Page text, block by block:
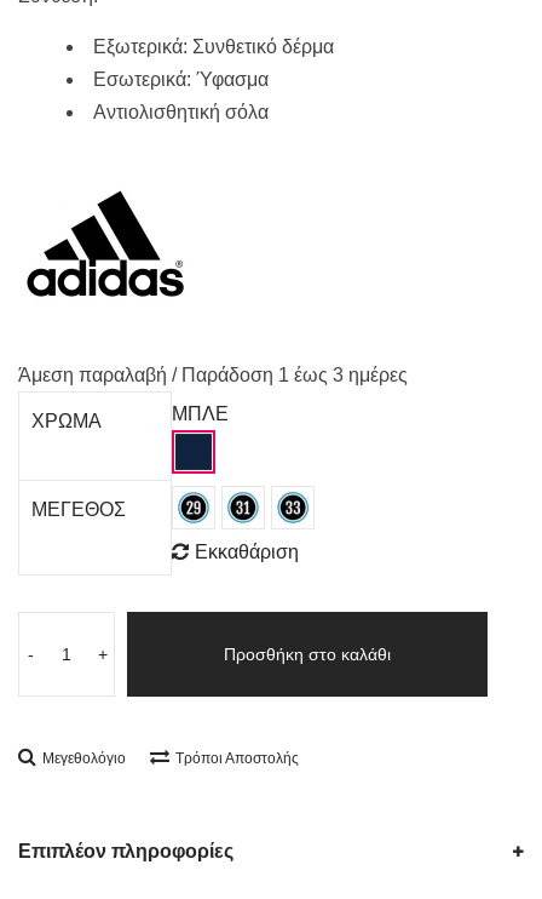
Εξωτερικά: Συνθετικό δέρμα
Εσωτερικά: Ύφασμα
Αντιολισθητική σόλα
Άμεση παραλαβή / Παράδoση 1 έως 3 ημέρες
ΧΡΩΜΑ ΜΠΛΕ
ΜΕΓΕΘΟΣ
Εκκαθάριση
- + Προσθήκη στο καλάθι
Μεγεθολόγιο Τρόποι Αποστολής
Επιπλέον πληροφορίες